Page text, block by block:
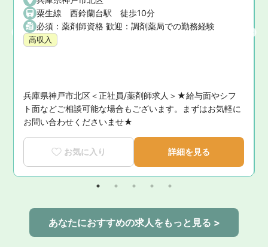
粟生線 西鈴蘭台駅 徒歩10分
必須：薬剤師資格 歓迎：調剤薬局での勤務経験
高収入
兵庫県神戸市北区＜正社員/薬剤師求人＞★給与面やシフ
ト面などご相談可能な場合もございます。まずはお気軽に
お問い合わせくださいませ★
お気に入り 詳細を見る
あなたにおすすめの求人をもっと見る >